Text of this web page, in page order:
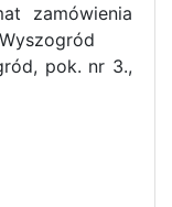
zamówienia
pok. nr 3.,